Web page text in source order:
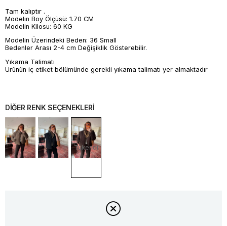
Tam kalıptır .
Modelin Boy Ölçüsü: 1.70 CM
Modelin Kilosu: 60 KG
Modelin Üzerindeki Beden: 36 Small
Bedenler Arası 2-4 cm Değişiklik Gösterebilir.
Yıkama Talimatı
Ürünün iç etiket bölümünde gerekli yıkama talimatı yer almaktadır
DİĞER RENK SEÇENEKLERİ
Tükendi